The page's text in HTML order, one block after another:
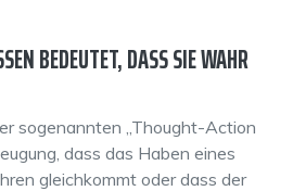
BEDEUTET, DASS SIE WAHR
sogenannten „Thought-Action
dass das Haben eines
gleichkommt oder dass der